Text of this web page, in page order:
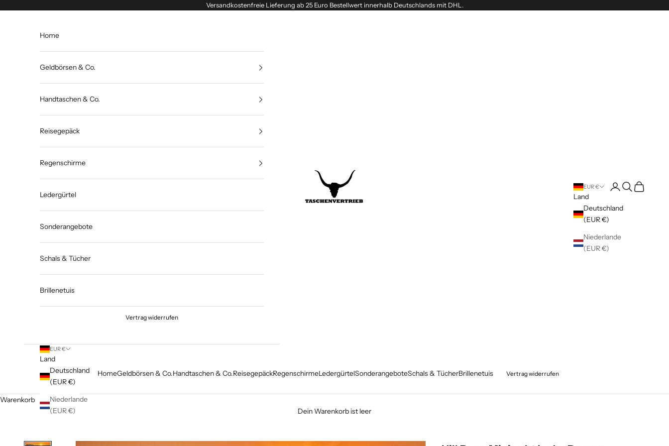
Versandkostenfreie Lieferung ab 25 Euro Bestellwert innerhalb Deutschlands mit DHL.
Taschenvertrieb
HomeGeldbörsen & Co.Handtaschen & Co.ReisegepäckRegenschirmeLedergürtelSonderangeboteSchals & TücherBrillenetuis Vertrag widerrufen
EUR €
Land
Deutschland
(EUR €)
Niederlande
(EUR €)
Anmelden
SuchenWarenkorb
Home
Geldbörsen & Co.
Handtaschen & Co.
Reisegepäck
Regenschirme
Ledergürtel
Sonderangebote
Schals & Tücher
Brillenetuis
Vertrag widerrufen
EUR €
Land
Deutschland
(EUR €)
Niederlande
(EUR €)
Warenkorb
Dein Warenkorb ist leer